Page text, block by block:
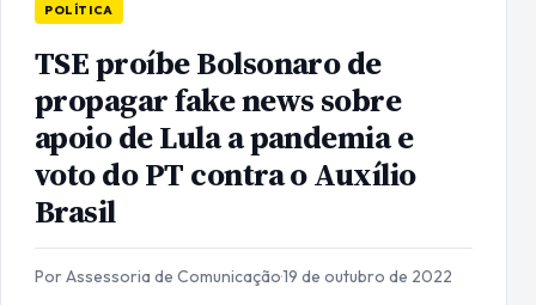
POLÍTICA
TSE proíbe Bolsonaro de
propagar fake news sobre
apoio de Lula a pandemia e
voto do PT contra o Auxílio
Brasil
Por Assessoria de Comunicação·19 de outubro de 2022